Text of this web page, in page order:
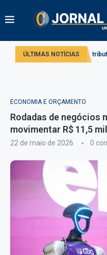
ÚLTIMAS NOTÍCIAS
Reforma tributária: alíquota
ECONOMIA E ORÇAMENTO
Rodadas de negócios
movimentar R$ 11,5
22 de maio de 2026 0